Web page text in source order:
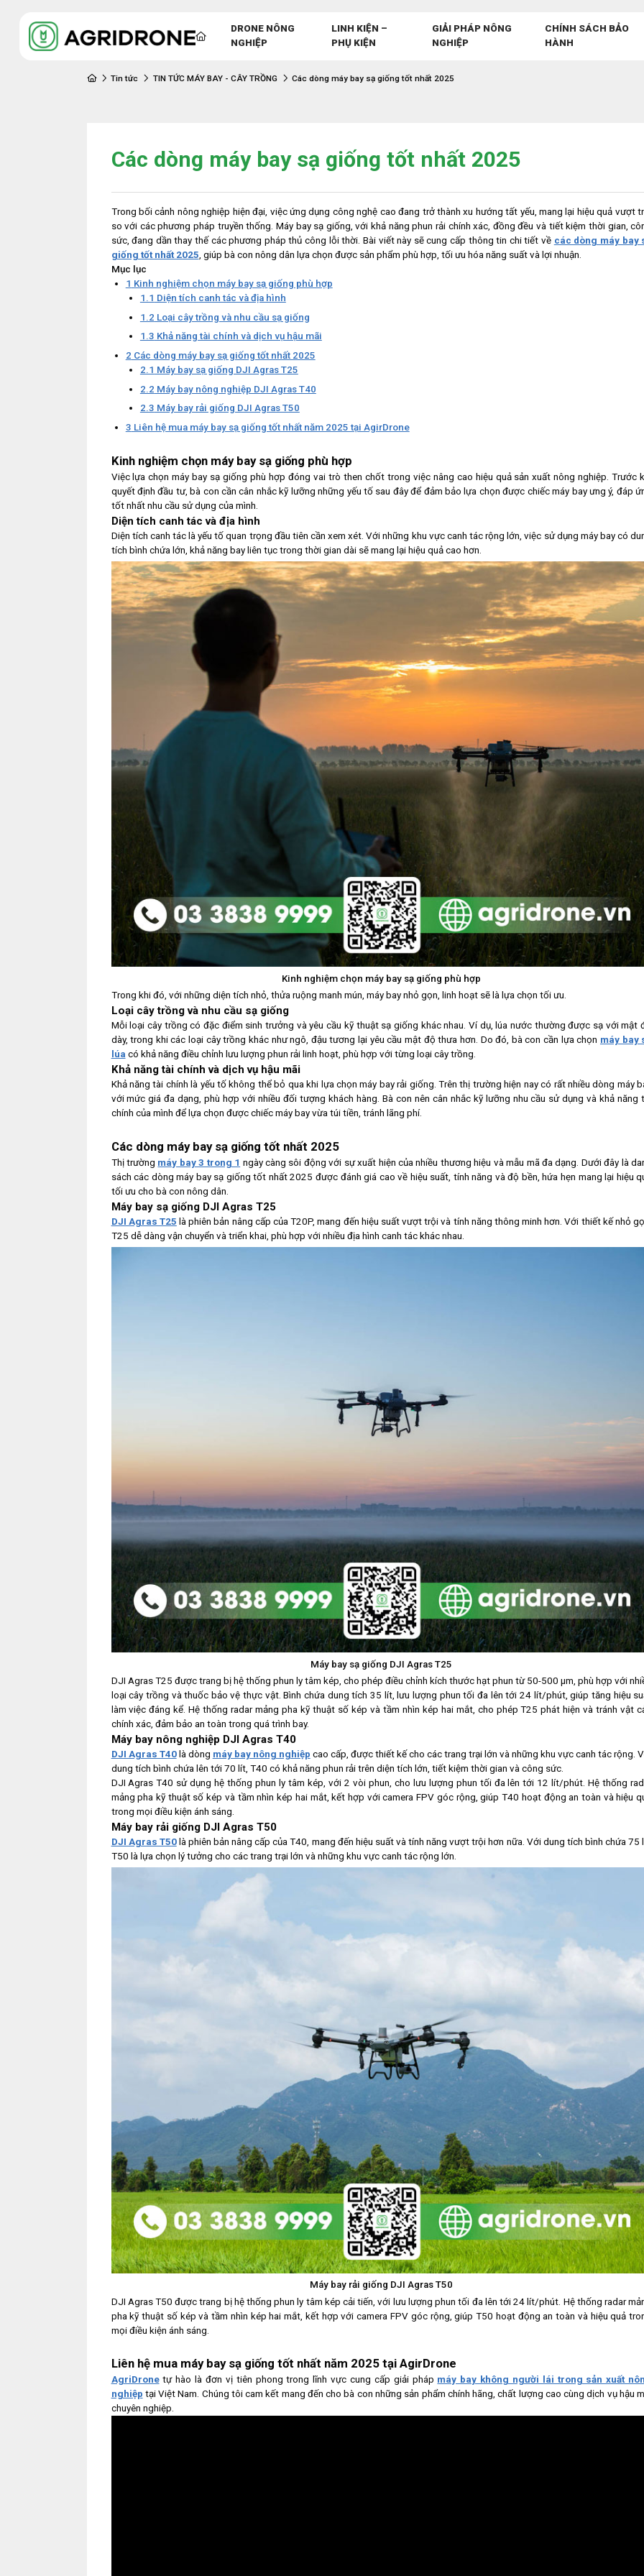
DRONE NÔNG
NGHIỆP
LINH KIỆN –
PHỤ KIỆN
GIẢI PHÁP NÔNG
NGHIỆP
CHÍNH SÁCH BẢO
HÀNH
Tin tức TIN TỨC MÁY BAY - CÂY TRỒNG Các dòng máy bay sạ giống tốt nhất 2025
Các dòng máy bay sạ giống tốt nhất 2025
Trong bối cảnh nông nghiệp hiện đại, việc ứng dụng công nghệ cao đang trở thành xu hướng tất yếu, mang lại hiệu quả vượt
so với các phương pháp truyền thống. Máy bay sạ giống, với khả năng phun rải chính xác, đồng đều và tiết kiệm thời gian,
sức, đang dần thay thế các phương pháp thủ công lỗi thời. Bài viết này sẽ cung cấp thông tin chi tiết về các dòng máy bay
giống tốt nhất 2025 , giúp bà con nông dân lựa chọn được sản phẩm phù hợp, tối ưu hóa năng suất và lợi nhuận.
Mục lục
1 Kinh nghiệm chọn máy bay sạ giống phù hợp
1.1 Diện tích canh tác và địa hình
1.2 Loại cây trồng và nhu cầu sạ giống
1.3 Khả năng tài chính và dịch vụ hậu mãi
2 Các dòng máy bay sạ giống tốt nhất 2025
2.1 Máy bay sạ giống DJI Agras T25
2.2 Máy bay nông nghiệp DJI Agras T40
2.3 Máy bay rải giống DJI Agras T50
3 Liên hệ mua máy bay sạ giống tốt nhất năm 2025 tại AgirDrone
Kinh nghiệm chọn máy bay sạ giống phù hợp
Việc lựa chọn máy bay sạ giống phù hợp đóng vai trò then chốt trong việc nâng cao hiệu quả sản xuất nông nghiệp. Trước
quyết định đầu tư, bà con cần cân nhắc kỹ lưỡng những yếu tố sau đây để đảm bảo lựa chọn được chiếc máy bay ưng ý, đáp
tốt nhất nhu cầu sử dụng của mình.
Diện tích canh tác và địa hình
Diện tích canh tác là yếu tố quan trọng đầu tiên cần xem xét. Với những khu vực canh tác rộng lớn, việc sử dụng máy bay có
tích bình chứa lớn, khả năng bay liên tục trong thời gian dài sẽ mang lại hiệu quả cao hơn.
Kinh nghiệm chọn máy bay sạ giống phù hợp
Trong khi đó, với những diện tích nhỏ, thửa ruộng manh mún, máy bay nhỏ gọn, linh hoạt sẽ là lựa chọn tối ưu.
Loại cây trồng và nhu cầu sạ giống
Mỗi loại cây trồng có đặc điểm sinh trưởng và yêu cầu kỹ thuật sạ giống khác nhau. Ví dụ, lúa nước thường được sạ với mật
dày, trong khi các loại cây trồng khác như ngô, đậu tương lại yêu cầu mật độ thưa hơn. Do đó, bà con cần lựa chọn máy bay
lúa có khả năng điều chỉnh lưu lượng phun rải linh hoạt, phù hợp với từng loại cây trồng.
Khả năng tài chính và dịch vụ hậu mãi
Khả năng tài chính là yếu tố không thể bỏ qua khi lựa chọn máy bay rải giống. Trên thị trường hiện nay có rất nhiều dòng máy
với mức giá đa dạng, phù hợp với nhiều đối tượng khách hàng. Bà con nên cân nhắc kỹ lưỡng nhu cầu sử dụng và khả năng
chính của mình để lựa chọn được chiếc máy bay vừa túi tiền, tránh lãng phí.
Các dòng máy bay sạ giống tốt nhất 2025
Thị trường máy bay 3 trong 1 ngày càng sôi động với sự xuất hiện của nhiều thương hiệu và mẫu mã đa dạng. Dưới đây là
sách các dòng máy bay sạ giống tốt nhất 2025 được đánh giá cao về hiệu suất, tính năng và độ bền, hứa hẹn mang lại hiệu
tối ưu cho bà con nông dân.
Máy bay sạ giống DJI Agras T25
DJI Agras T25 là phiên bản nâng cấp của T20P, mang đến hiệu suất vượt trội và tính năng thông minh hơn. Với thiết kế nhỏ
T25 dễ dàng vận chuyển và triển khai, phù hợp với nhiều địa hình canh tác khác nhau.
Máy bay sạ giống DJI Agras T25
DJI Agras T25 được trang bị hệ thống phun ly tâm kép, cho phép điều chỉnh kích thước hạt phun từ 50-500 μm, phù hợp với
loại cây trồng và thuốc bảo vệ thực vật. Bình chứa dung tích 35 lít, lưu lượng phun tối đa lên tới 24 lít/phút, giúp tăng hiệu
làm việc đáng kể. Hệ thống radar mảng pha kỹ thuật số kép và tầm nhìn kép hai mắt, cho phép T25 phát hiện và tránh vật
chính xác, đảm bảo an toàn trong quá trình bay.
Máy bay nông nghiệp DJI Agras T40
DJI Agras T40là dòng máy bay nông nghiệp cao cấp, được thiết kế cho các trang trại lớn và những khu vực canh tác rộng.
dung tích bình chứa lên tới 70 lít, T40 có khả năng phun rải trên diện tích lớn, tiết kiệm thời gian và công sức.
DJI Agras T40 sử dụng hệ thống phun ly tâm kép, với 2 vòi phun, cho lưu lượng phun tối đa lên tới 12 lít/phút. Hệ thống
mảng pha kỹ thuật số kép và tầm nhìn kép hai mắt, kết hợp với camera FPV góc rộng, giúp T40 hoạt động an toàn và hiệu
trong mọi điều kiện ánh sáng.
Máy bay rải giống DJI Agras T50
DJI Agras T50là phiên bản nâng cấp của T40, mang đến hiệu suất và tính năng vượt trội hơn nữa. Với dung tích bình chứa 75
T50 là lựa chọn lý tưởng cho các trang trại lớn và những khu vực canh tác rộng lớn.
Máy bay rải giống DJI Agras T50
DJI Agras T50 được trang bị hệ thống phun ly tâm kép cải tiến, với lưu lượng phun tối đa lên tới 24 lít/phút. Hệ thống radar
pha kỹ thuật số kép và tầm nhìn kép hai mắt, kết hợp với camera FPV góc rộng, giúp T50 hoạt động an toàn và hiệu quả
mọi điều kiện ánh sáng.
Liên hệ mua máy bay sạ giống tốt nhất năm 2025 tại AgirDrone
AgriDronetự hào là đơn vị tiên phong trong lĩnh vực cung cấp giải pháp máy bay không người lái trong sản xuất
nghiệp tại Việt Nam. Chúng tôi cam kết mang đến cho bà con những sản phẩm chính hãng, chất lượng cao cùng dịch vụ hậu
chuyên nghiệp.